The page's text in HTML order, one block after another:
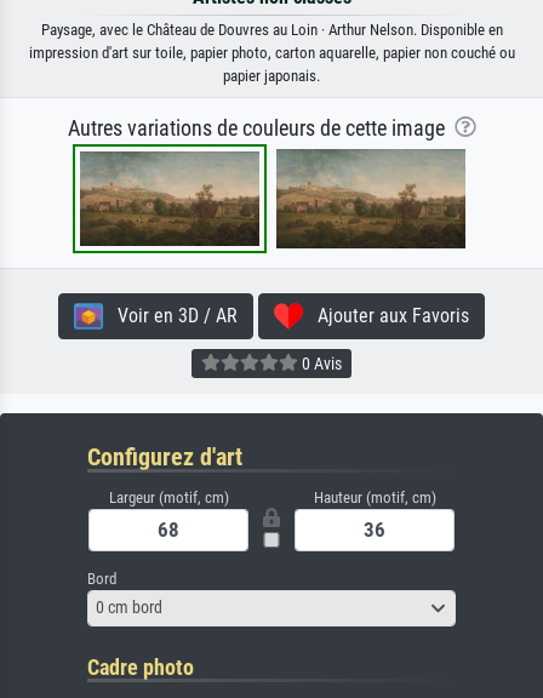
Paysage, avec le Château de Douvres au Loin · Arthur Nelson. Disponible en
impression d'art sur toile, papier photo, carton aquarelle, papier non couché ou
papier japonais.
Autres variations de couleurs de cette image
Voir en 3D / AR Ajouter aux Favoris
0 Avis
Configurez d'art
Largeur (motif, cm) Hauteur (motif, cm)
Bord
0 cm bord
Cadre photo